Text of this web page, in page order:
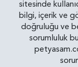
sitesinde
bilgi, içerik ve
doğruluğu ve
sorumluluk